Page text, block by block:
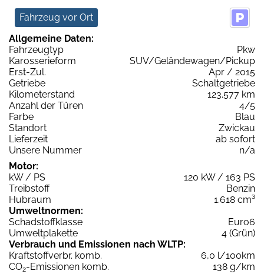
Fahrzeug vor Ort
Allgemeine Daten:
Fahrzeugtyp
Pkw
Karosserieform
SUV/Geländewagen/Pickup
Erst-Zul.
Apr / 2015
Getriebe
Schaltgetriebe
Kilometerstand
123.577 km
Anzahl der Türen
4/5
Farbe
Blau
Standort
Zwickau
Lieferzeit
ab sofort
Unsere Nummer
n/a
Motor:
kW / PS
120 kW / 163 PS
Treibstoff
Benzin
Hubraum
1.618 cm³
Umweltnormen:
Schadstoffklasse
Euro6
Umweltplakette
4 (Grün)
Verbrauch und Emissionen nach WLTP:
Kraftstoffverbr. komb.
6,0 l/100km
CO2-Emissionen komb.
138 g/km